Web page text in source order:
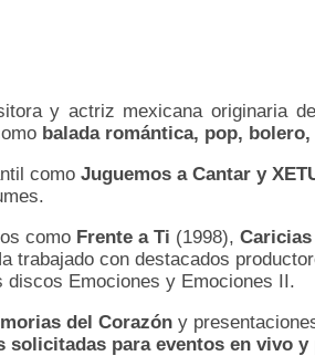
y actriz mexicana originaria
balada romántica, pop,
como Juguemos a Cantar y
como Frente a Ti (1998),
trabajado con destacados
discos Emociones y Emociones II.
del Corazón y
para eventos en vivo y